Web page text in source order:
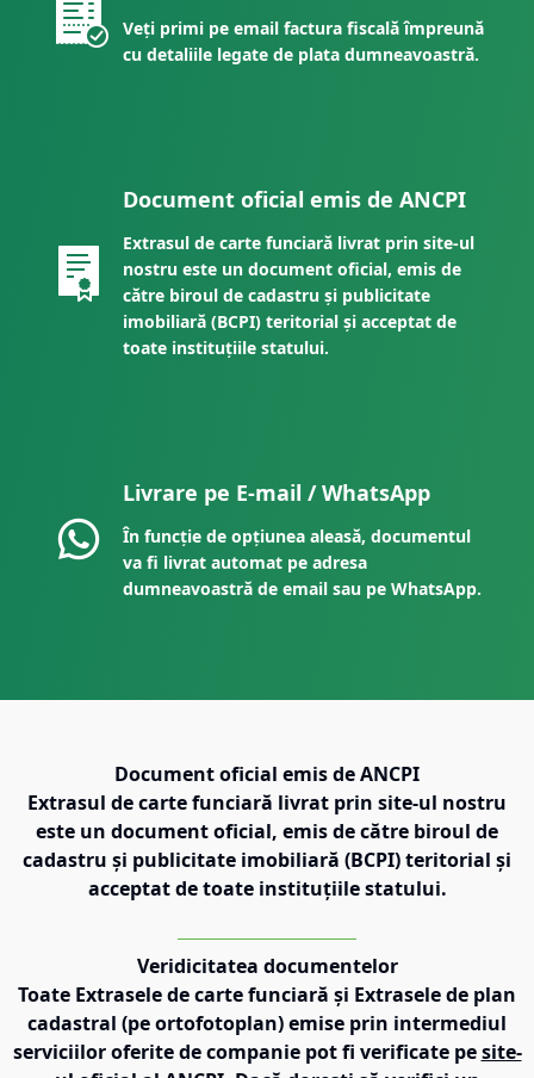
Veți primi pe email factura fiscală împreună
cu detaliile legate de plata dumneavoastră.
Document oficial emis de ANCPI
Extrasul de carte funciară livrat prin site-ul
nostru este un document oficial, emis de
către biroul de cadastru și publicitate
imobiliară (BCPI) teritorial și acceptat de
toate instituțiile statului.
Livrare pe E-mail / WhatsApp
În funcție de opțiunea aleasă, documentul
va fi livrat automat pe adresa
dumneavoastră de email sau pe WhatsApp.
Document oficial emis de ANCPI
Extrasul de carte funciară livrat prin site-ul nostru
este un document oficial, emis de către biroul de
cadastru și publicitate imobiliară (BCPI) teritorial și
acceptat de toate instituțiile statului.
Veridicitatea documentelor
Toate Extrasele de carte funciară și Extrasele de plan
cadastral (pe ortofotoplan) emise prin intermediul
serviciilor oferite de companie pot fi verificate pe site-